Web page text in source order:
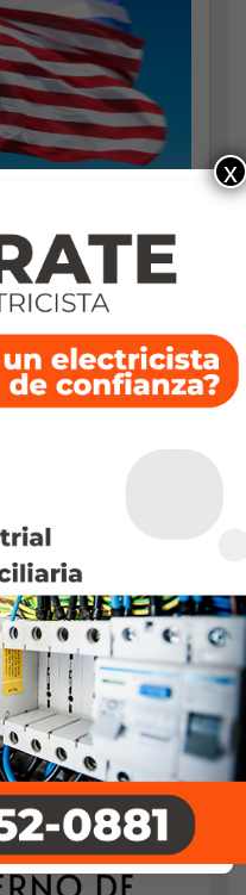
de los
la regla de
green card
miles de cubanos
ahora se
debido a que la
ni…
x